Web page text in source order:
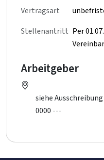
Vertragsart
Stellenantritt Per
Arbeitgeber
siehe Ausschreibung
0000 ---